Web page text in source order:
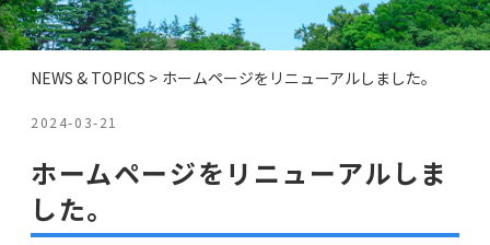
NEWS & TOPICS > ホームページをリニューアルしました。
2024-03-21
ホームページをリニューアルしま
した。